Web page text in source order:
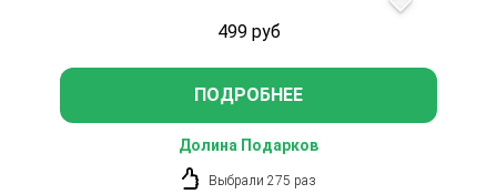
499 руб
ПОДРОБНЕЕ
Долина Подарков
Выбрали 275 раз